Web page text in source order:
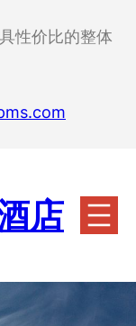
性价比的整体
店